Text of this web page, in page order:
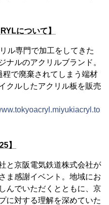
について】
ル専門で加工をしてきた
ナルのアクリルブランド。
で廃棄されてしまう端材
クルしたアクリル板を販売
】
と京阪電気鉄道株式会社が
ま感謝イベント。地域にお
んでいただくとともに、京
に対する理解を深めていた